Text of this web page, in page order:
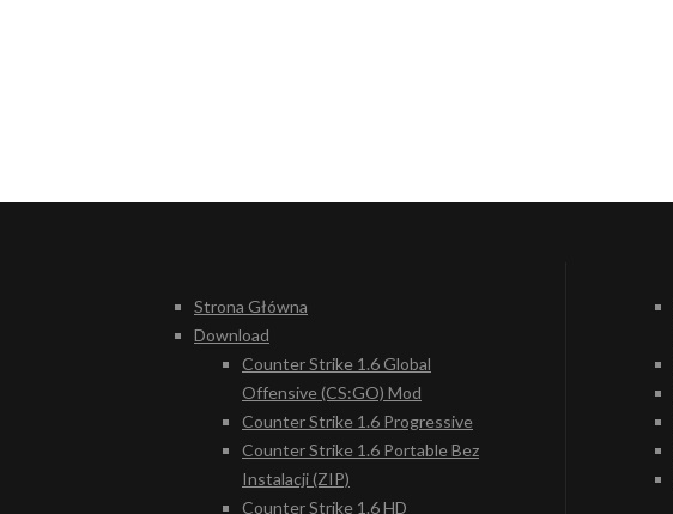
Strona Główna
Download
Counter Strike 1.6 Global
Offensive (CS:GO) Mod
Counter Strike 1.6 Progressive
Counter Strike 1.6 Portable Bez
Instalacji (ZIP)
Counter Strike 1.6 HD